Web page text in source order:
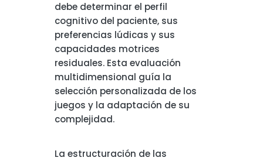
debe determinar el perfil
cognitivo del paciente, sus
preferencias lúdicas y sus
capacidades motrices
residuales. Esta evaluación
multidimensional guía la
selección personalizada de los
juegos y la adaptación de su
complejidad.
La estructuración de las